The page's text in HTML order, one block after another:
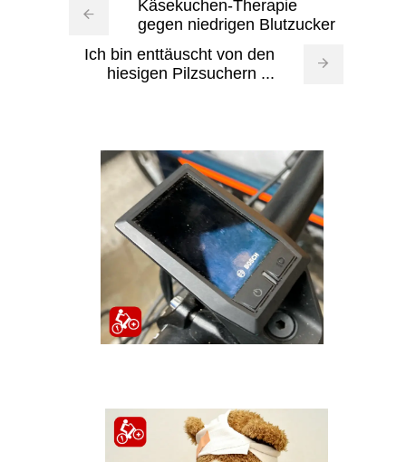
Käsekuchen-Therapie
gegen niedrigen Blutzucker
Ich bin enttäuscht von den
hiesigen Pilzsuchern ...